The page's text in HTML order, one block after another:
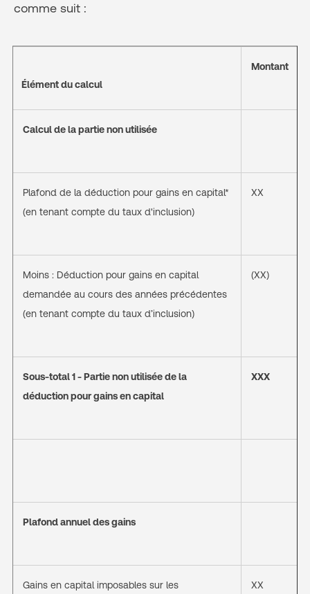
comme suit :
Élément du calcul
Montant
Calcul de la partie non utilisée
Plafond de la déduction pour gains en capital*
(en tenant compte du taux d'inclusion)
XX
Moins : Déduction pour gains en capital
demandée au cours des années précédentes
(en tenant compte du taux d’inclusion)
(XX)
Sous-total 1 - Partie non utilisée de la
déduction pour gains en capital
XXX
Plafond annuel des gains
Gains en capital imposables sur les
XX